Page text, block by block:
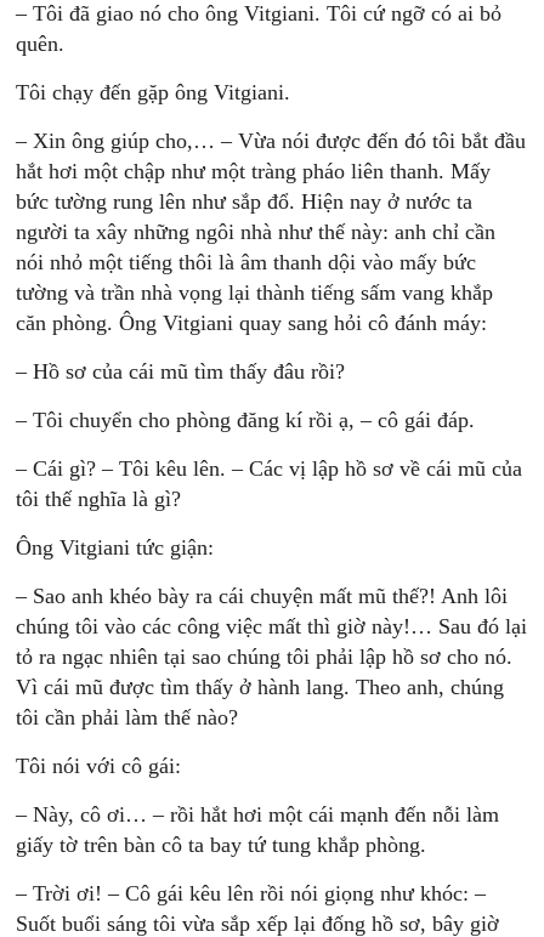
– Tôi đã giao nó cho ông Vitgiani. Tôi cứ ngỡ có ai bỏ
quên.
Tôi chạy đến gặp ông Vitgiani.
– Xin ông giúp cho,… – Vừa nói được đến đó tôi bắt đầu
hắt hơi một chập như một tràng pháo liên thanh. Mấy
bức tường rung lên như sắp đổ. Hiện nay ở nước ta
người ta xây những ngôi nhà như thế này: anh chỉ cần
nói nhỏ một tiếng thôi là âm thanh dội vào mấy bức
tường và trần nhà vọng lại thành tiếng sấm vang khắp
căn phòng. Ông Vitgiani quay sang hỏi cô đánh máy:
– Hồ sơ của cái mũ tìm thấy đâu rồi?
– Tôi chuyển cho phòng đăng kí rồi ạ, – cô gái đáp.
– Cái gì? – Tôi kêu lên. – Các vị lập hồ sơ về cái mũ của
tôi thế nghĩa là gì?
Ông Vitgiani tức giận:
– Sao anh khéo bày ra cái chuyện mất mũ thế?! Anh lôi
chúng tôi vào các công việc mất thì giờ này!… Sau đó lại
tỏ ra ngạc nhiên tại sao chúng tôi phải lập hồ sơ cho nó.
Vì cái mũ được tìm thấy ở hành lang. Theo anh, chúng
tôi cần phải làm thế nào?
Tôi nói với cô gái:
– Này, cô ơi… – rồi hắt hơi một cái mạnh đến nỗi làm
giấy tờ trên bàn cô ta bay tứ tung khắp phòng.
– Trời ơi! – Cô gái kêu lên rồi nói giọng như khóc: –
Suốt buổi sáng tôi vừa sắp xếp lại đống hồ sơ, bây giờ